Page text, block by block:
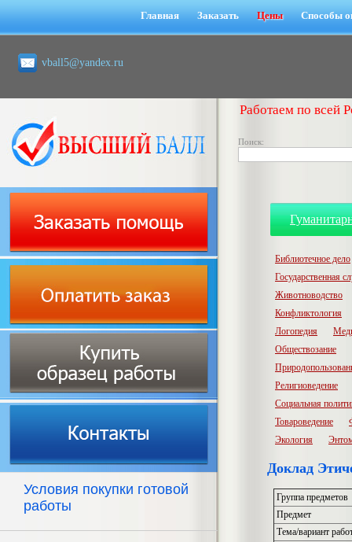
Главная Заказать Цены Способы
vball5@yandex.ru
Работаем по всей
Поиск:
Условия покупки готовой
работы
Библиотечное дело
Государственная
Животноводство
Конфликтология
Логопедия
Обществозание
Религиоведение
Социальная
Товароведение
Экология
Доклад
Группа предметов
Предмет
Тема/вариант